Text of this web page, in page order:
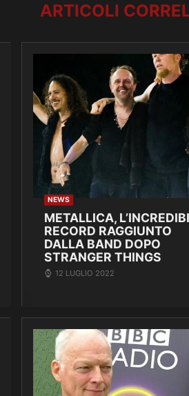
ARTICOLI
NEWS
METALLICA,
RECORD RAGGIUNTO
DALLA BAND DOPO
STRANGER THINGS
12 LUGLIO 2022